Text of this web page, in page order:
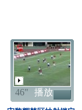
46" 播放